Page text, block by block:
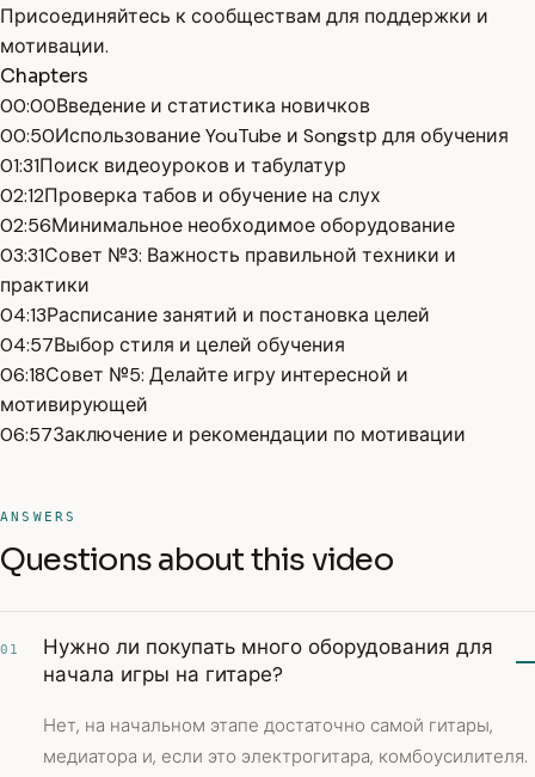
Присоединяйтесь к сообществам для поддержки и
мотивации.
Chapters
00:00Введение и статистика новичков
00:50Использование YouTube и Songstр для обучения
01:31Поиск видеоуроков и табулатур
02:12Проверка табов и обучение на слух
02:56Минимальное необходимое оборудование
03:31Совет №3: Важность правильной техники и
практики
04:13Расписание занятий и постановка целей
04:57Выбор стиля и целей обучения
06:18Совет №5: Делайте игру интересной и
мотивирующей
06:57Заключение и рекомендации по мотивации
ANSWERS
Questions about this video
01
Нужно ли покупать много оборудования для
начала игры на гитаре?
Нет, на начальном этапе достаточно самой гитары,
медиатора и, если это электрогитара, комбоусилителя.